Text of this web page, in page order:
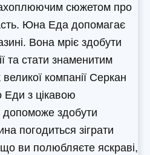
сюжетом про
Юна Еда допомагає
Вона мріє здобути
та стати знаменитим
компанії Серкан
Еди з цікавою
допоможе здобути
погодиться зіграти
ви полюбляєте яскраві,